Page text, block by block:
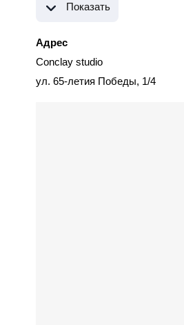
Показать
Адрес
Conclay studio
ул. 65-летия Победы, 1/4